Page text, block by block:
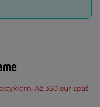
Až 350 eur späť